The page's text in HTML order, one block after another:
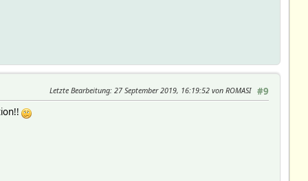
#9
Letzte Bearbeitung: 27 September 2019, 16:19:52 von ROMASI